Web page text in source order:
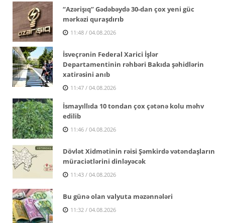
“Azərişıq” Gədəbəydə 30-dan çox yeni güc
mərkəzi quraşdırıb
11:48 / 04.08.2026
İsveçrənin Federal Xarici İşlər
Departamentinin rəhbəri Bakıda şəhidlərin
xatirəsini anıb
11:47 / 04.08.2026
İsmayıllıda 10 tondan çox çətənə kolu məhv
edilib
11:46 / 04.08.2026
Dövlət Xidmətinin rəisi Şəmkirdə vətəndaşların
müraciətlərini dinləyəcək
11:43 / 04.08.2026
Bu günə olan valyuta məzənnələri
11:32 / 04.08.2026